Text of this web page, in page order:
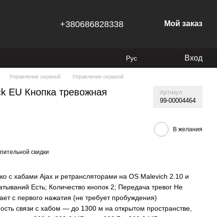
+380686828338 Мой заказ
Рус Вход
Управление охраной Управление охраной
EU Кнопка тревожная Артикул
99-00004464
В желания
скидки
с хабами Ajax и ретрансляторами на OS Malevich 2.10 и
Есть; Количество кнопок 2; Передача тревог Не
с первого нажатия (не требует пробуждения)
связи с хабом — до 1300 м на открытом пространстве,